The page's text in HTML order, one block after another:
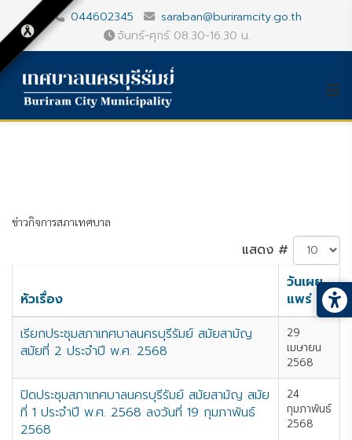
044602345
saraban@buriramcity.go.th
จันทร์-ศุกร์ 08.30-16.30 น.
ข่าวกิจการสภาเทศบาล
แสดง #
หัวเรื่อง
วันเผย
แพร่
เรียกประชุมสภาเทศบาลนครบุรีรัมย์ สมัยสามัญ
สมัยที่ 2 ประจำปี พ.ศ. 2568
29
เมษายน
2568
ปิดประชุมสภาเทศบาลนครบุรีรัมย์ สมัยสามัญ สมัย
ที่ 1 ประจำปี พ.ศ. 2568 ลงวันที่ 19 กุมภาพันธ์
2568
24
กุมภาพันธ์
2568